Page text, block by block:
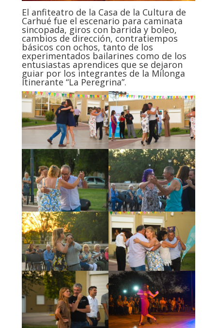
El anfiteatro de la Casa de la Cultura de
Carhué fue el escenario para caminata
sincopada, giros con barrida y boleo,
cambios de dirección, contratiempos
básicos con ochos, tanto de los
experimentados bailarines como de los
entusiastas aprendices que se dejaron
guiar por los integrantes de la Milonga
Itinerante “La Peregrina”.